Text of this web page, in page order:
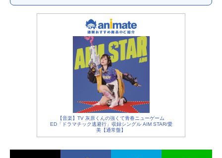
園宮千晶：白石晴香
【音楽】TV 灰原くんの強くて青春ニューゲーム
ED「ドラマチック逃避行」収録シングル AIM STAR/愛
美【通常盤】